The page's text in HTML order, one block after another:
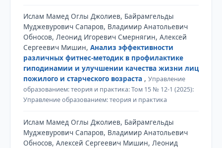
Ислам Мамед Оглы Джолиев, Байрамгельды
Муджевурович Сапаров, Владимир Анатольевич
Обносов, Леонид Игоревич Смернягин, Алексей
Сергеевич Мишин, Анализ эффективности
различных фитнес-методик в профилактике
гиподинамии и улучшении качества жизни лиц
пожилого и старческого возраста , Управление
образованием: теория и практика: Том 15 № 12-1 (2025):
Управление образованием: теория и практика
Ислам Мамед Оглы Джолиев, Байрамгельды
Муджевурович Сапаров, Владимир Анатольевич
Обносов, Алексей Сергеевич Мишин, Леонид